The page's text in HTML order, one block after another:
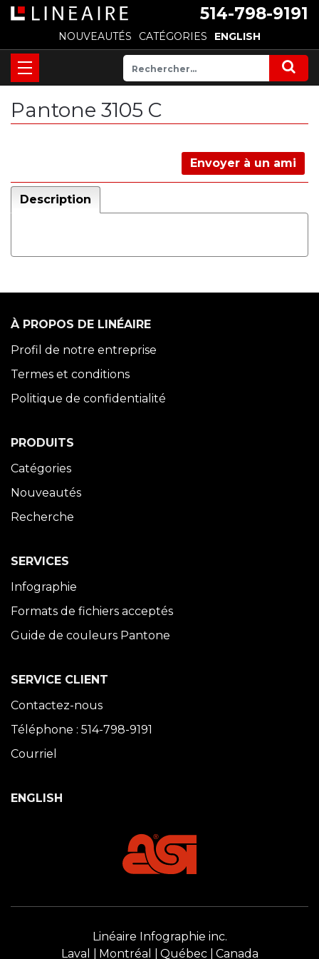
514-798-9191
NOUVEAUTÉS CATÉGORIES ENGLISH
Pantone 3105 C
Envoyer à un ami
Description
À PROPOS DE LINÉAIRE
Profil de notre entreprise
Termes et conditions
Politique de confidentialité
PRODUITS
Catégories
Nouveautés
Recherche
SERVICES
Infographie
Formats de fichiers acceptés
Guide de couleurs Pantone
SERVICE CLIENT
Contactez-nous
Téléphone : 514-798-9191
Courriel
ENGLISH
Linéaire Infographie inc.
Laval
Montréal Québec Canada